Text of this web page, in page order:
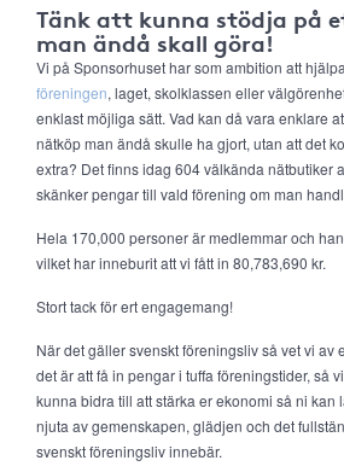
Tänk att kunna stödja på
man ändå skall göra!
Vi på Sponsorhuset har som ambition att
föreningen, laget, skolklassen eller
enklast möjliga sätt. Vad kan då vara enklare
nätköp man ändå skulle ha gjort, utan att det
extra? Det finns idag 604 välkända nätbutiker
skänker pengar till vald förening om man
Hela 170,000 personer är medlemmar och
vilket har inneburit att vi fått in 80,783,690 kr.
Stort tack för ert engagemang!
När det gäller svenskt föreningsliv så vet vi av
det är att få in pengar i tuffa föreningstider, så
kunna bidra till att stärka er ekonomi så ni kan
njuta av gemenskapen, glädjen och det
svenskt föreningsliv innebär.